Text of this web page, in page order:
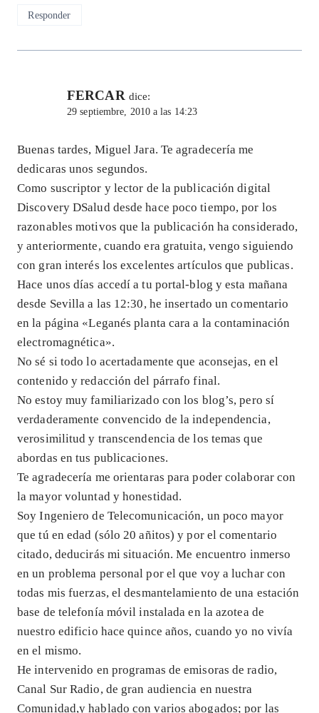
Responder
FERCAR dice:
29 septiembre, 2010 a las 14:23
Buenas tardes, Miguel Jara. Te agradecería me
dedicaras unos segundos.
Como suscriptor y lector de la publicación digital
Discovery DSalud desde hace poco tiempo, por los
razonables motivos que la publicación ha considerado,
y anteriormente, cuando era gratuita, vengo siguiendo
con gran interés los excelentes artículos que publicas.
Hace unos días accedí a tu portal-blog y esta mañana
desde Sevilla a las 12:30, he insertado un comentario
en la página «Leganés planta cara a la contaminación
electromagnética».
No sé si todo lo acertadamente que aconsejas, en el
contenido y redacción del párrafo final.
No estoy muy familiarizado con los blog’s, pero sí
verdaderamente convencido de la independencia,
verosimilitud y transcendencia de los temas que
abordas en tus publicaciones.
Te agradecería me orientaras para poder colaborar con
la mayor voluntad y honestidad.
Soy Ingeniero de Telecomunicación, un poco mayor
que tú en edad (sólo 20 añitos) y por el comentario
citado, deducirás mi situación. Me encuentro inmerso
en un problema personal por el que voy a luchar con
todas mis fuerzas, el desmantelamiento de una estación
base de telefonía móvil instalada en la azotea de
nuestro edificio hace quince años, cuando yo no vivía
en el mismo.
He intervenido en programas de emisoras de radio,
Canal Sur Radio, de gran audiencia en nuestra
Comunidad,y hablado con varios abogados; por las